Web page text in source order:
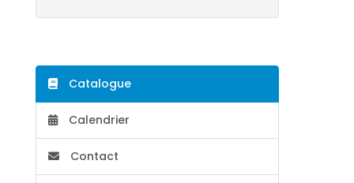
Catalogue
Calendrier
Contact